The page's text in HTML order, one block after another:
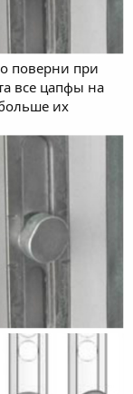
поверни при
все цапфы на
их